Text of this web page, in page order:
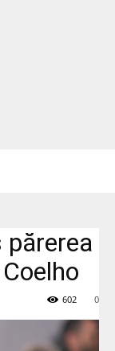
părerea
0
602